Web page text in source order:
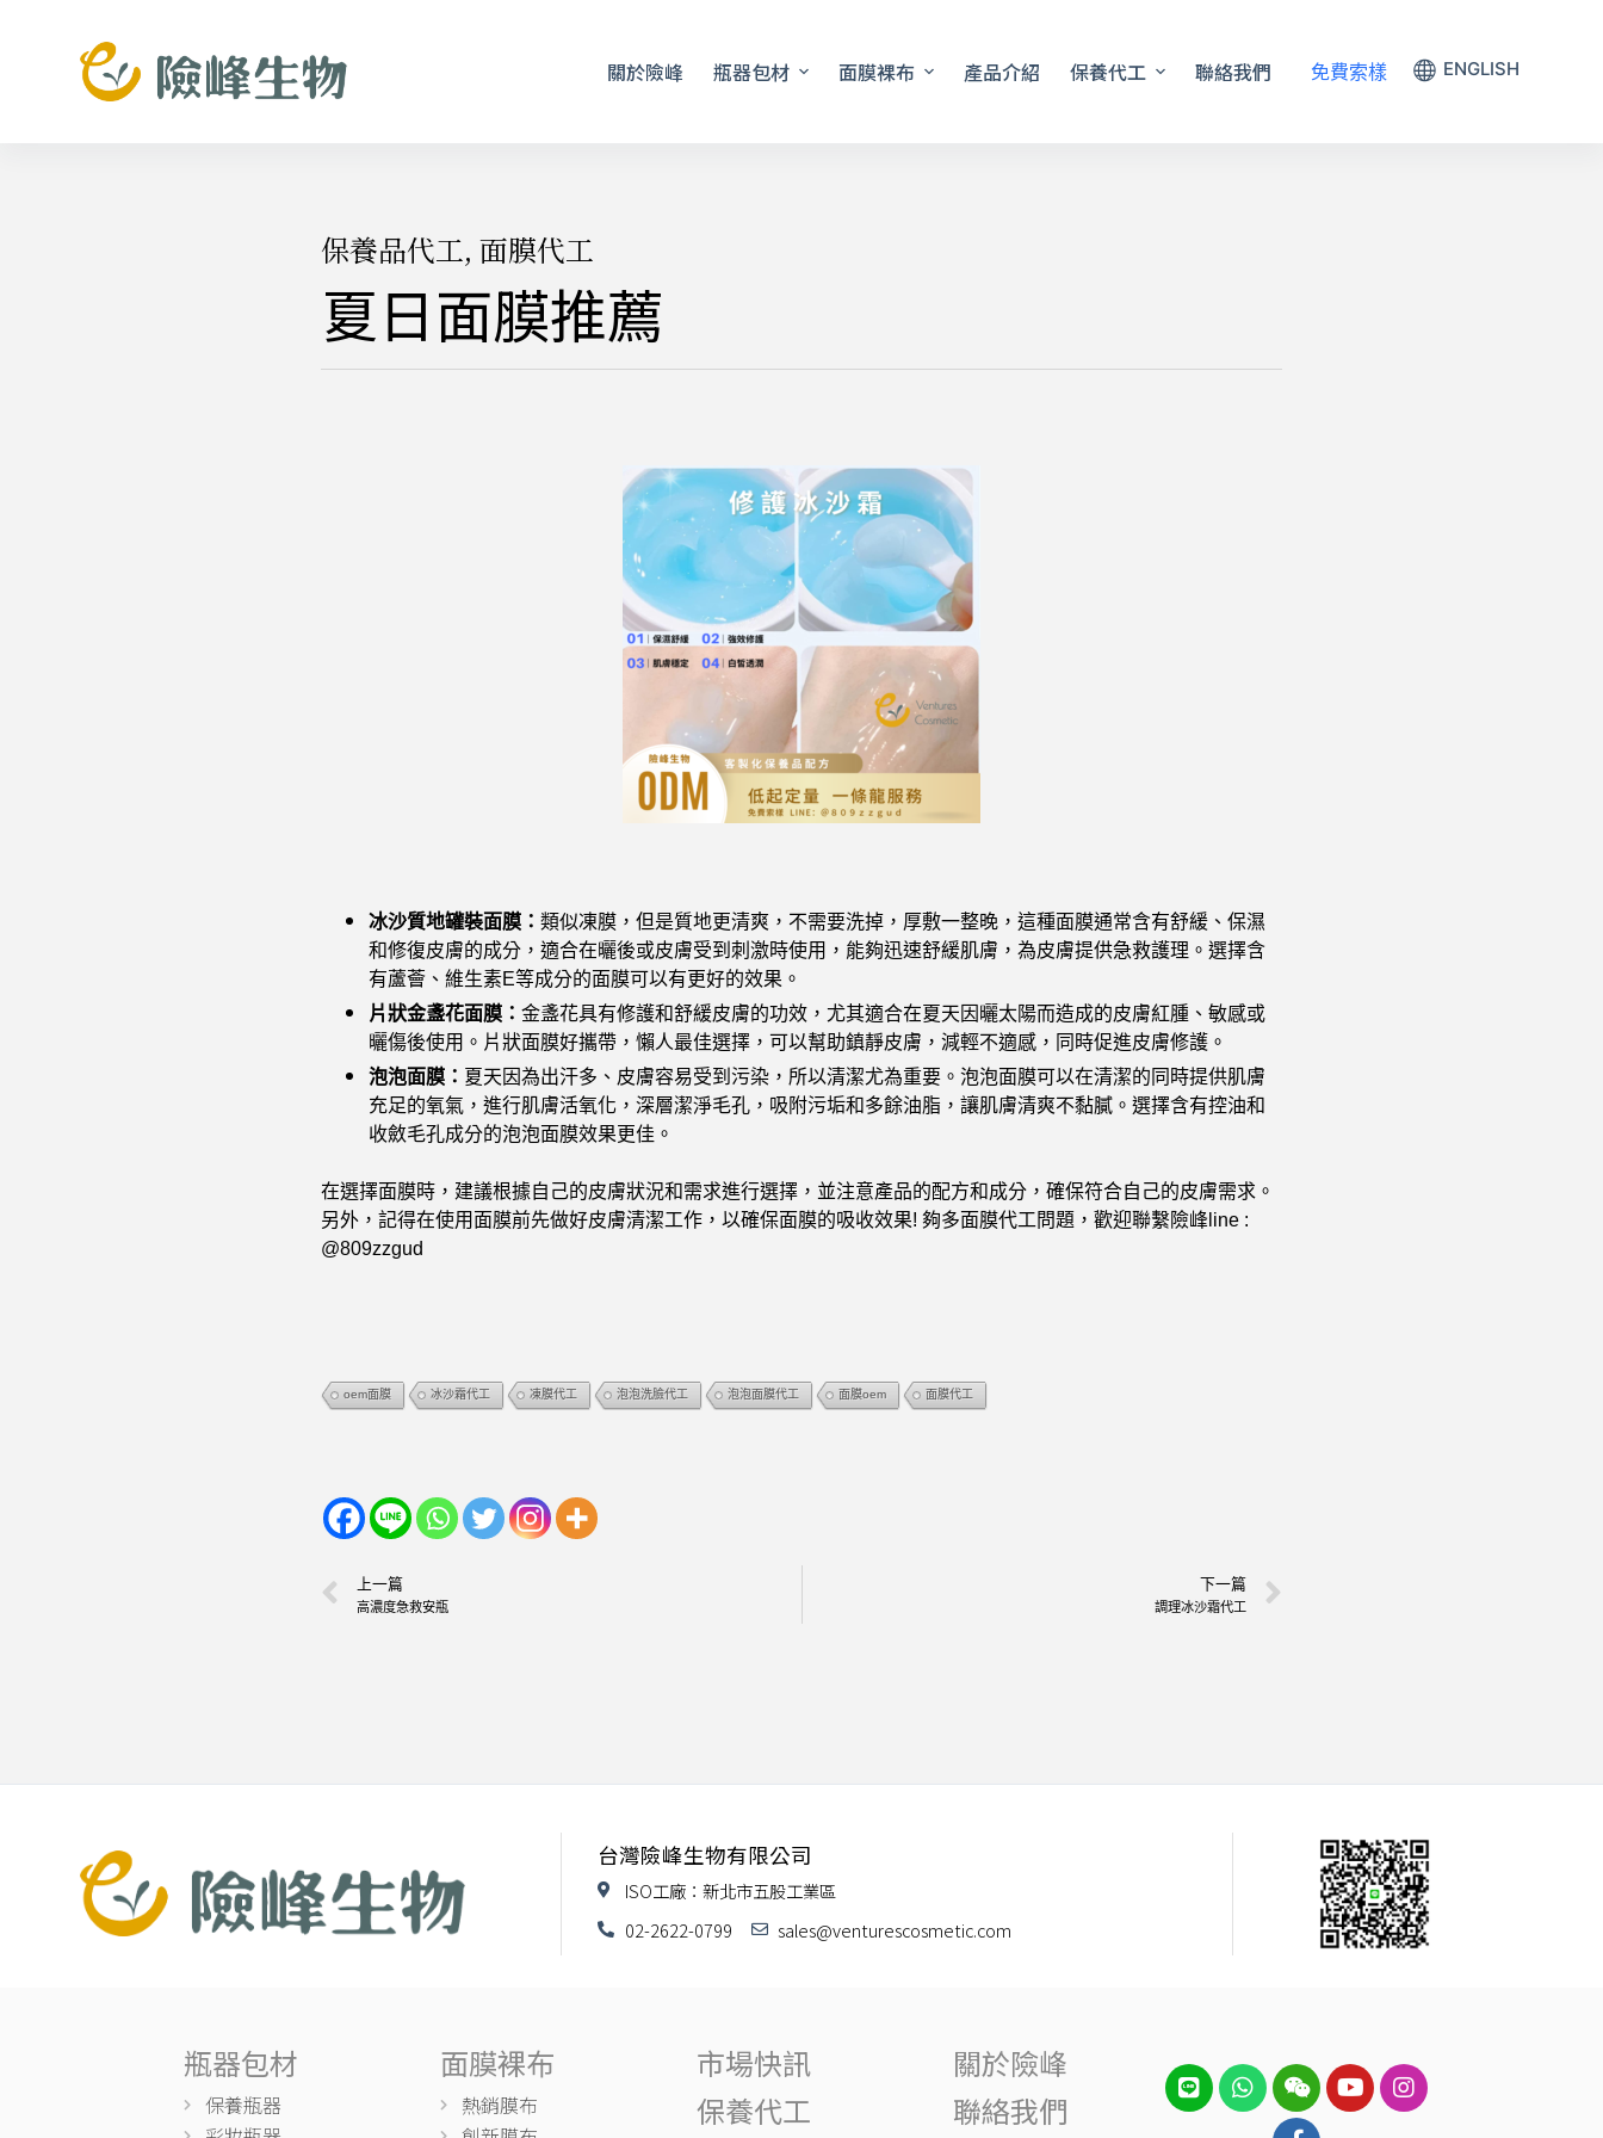
關於險峰 瓶器包材 面膜裸布 產品介紹 保養代工 聯絡我們 免費索樣 ENGLISH
保養品代工, 面膜代工
夏日面膜推薦
冰沙質地罐裝面膜： 類似凍膜，但是質地更清爽，不需要洗掉，厚敷一整晚，這種面膜通常含有舒緩、保濕
和修復皮膚的成分，適合在曬後或皮膚受到刺激時使用，能夠迅速舒緩肌膚，為皮膚提供急救護理。選擇含
有蘆薈、維生素E等成分的面膜可以有更好的效果。
片狀金盞花面膜： 金盞花具有修護和舒緩皮膚的功效，尤其適合在夏天因曬太陽而造成的皮膚紅腫、敏感或
曬傷後使用。片狀面膜好攜帶，懶人最佳選擇，可以幫助鎮靜皮膚，減輕不適感，同時促進皮膚修護。
泡泡面膜： 夏天因為出汗多、皮膚容易受到污染，所以清潔尤為重要。泡泡面膜可以在清潔的同時提供肌膚
充足的氧氣，進行肌膚活氧化，深層潔淨毛孔，吸附污垢和多餘油脂，讓肌膚清爽不黏膩。選擇含有控油和
收斂毛孔成分的泡泡面膜效果更佳。
在選擇面膜時，建議根據自己的皮膚狀況和需求進行選擇，並注意產品的配方和成分，確保符合自己的皮膚需求。
另外，記得在使用面膜前先做好皮膚清潔工作，以確保面膜的吸收效果! 夠多面膜代工問題，歡迎聯繫險峰line :
@809zzgud
oem面膜 冰沙霜代工 凍膜代工 泡泡洗臉代工 泡泡面膜代工 面膜oem 面膜代工
上一篇
高濃度急救安瓶
下一篇
調理冰沙霜代工
台灣險峰生物有限公司
ISO工廠：新北市五股工業區
02-2622-0799
sales@venturescosmetic.com
瓶器包材
保養瓶器
面膜裸布
熱銷膜布
市場快訊
保養代工
關於險峰
聯絡我們